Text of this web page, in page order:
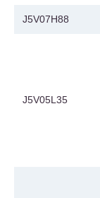
J5V07H88
J5V05L35